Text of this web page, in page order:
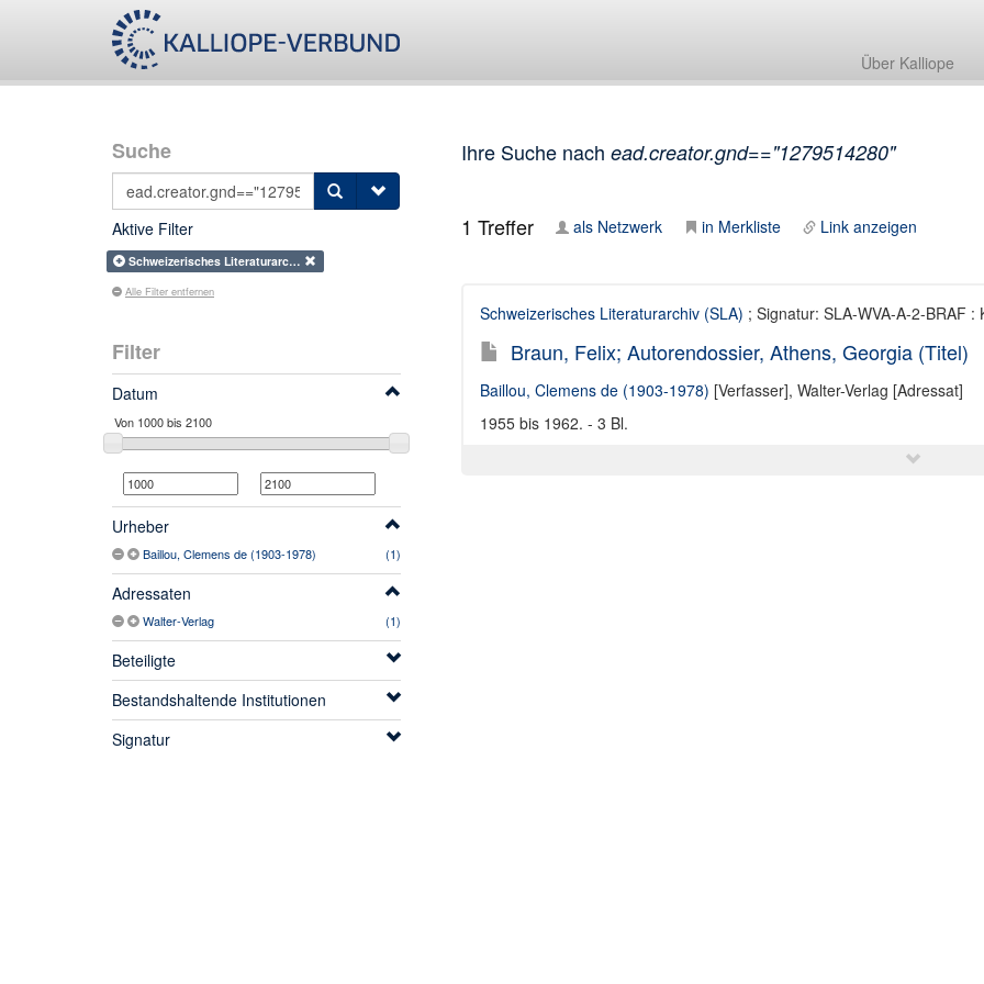
Über Kalliope
Suche
Aktive Filter
Schweizerisches Literaturarc…
Alle Filter entfernen
Filter
Datum
Urheber
Baillou, Clemens de (1903-1978) (1)
Adressaten
Walter-Verlag (1)
Beteiligte
Bestandshaltende Institutionen
Signatur
Ihre Suche nach ead.creator.gnd=="1279514280"
1 Treffer als Netzwerk in Merkliste Link anzeigen
Schweizerisches Literaturarchiv (SLA) ; Signatur: SLA-WVA-A-2-BRAF :
Braun, Felix; Autorendossier, Athens, Georgia (Titel)
Baillou, Clemens de (1903-1978) [Verfasser], Walter-Verlag [Adressat]
1955 bis 1962. - 3 Bl.